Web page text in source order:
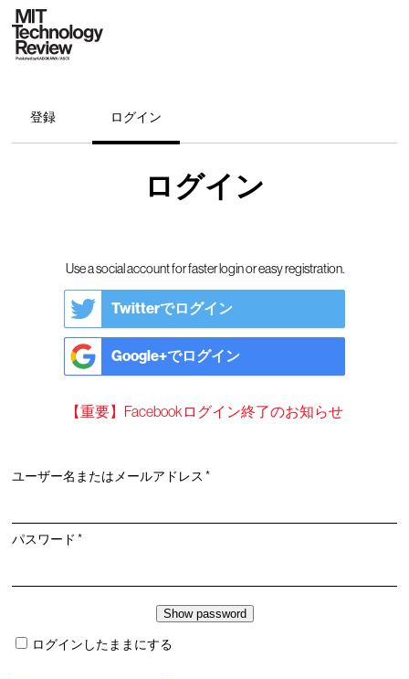
登録 ログイン
ログイン
Use a social account for faster login or easy registration.
Twitterでログイン
Google+でログイン
【重要】Facebookログイン終了のお知らせ
ユーザー名またはメールアドレス*必
パスワード*必
ログインしたままにする